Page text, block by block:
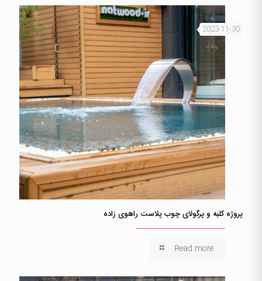
2023-11-30
پروژه کلبه و پرگولای چوب پلاست راهوی زاده
Read more